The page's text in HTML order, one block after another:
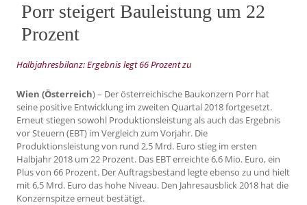
Porr steigert Bauleistung um 22
Prozent
Halbjahresbilanz: Ergebnis legt 66 Prozent zu
Wien (Österreich) – Der österreichische Baukonzern Porr hat
seine positive Entwicklung im zweiten Quartal 2018 fortgesetzt.
Erneut stiegen sowohl Produktionsleistung als auch das Ergebnis
vor Steuern (EBT) im Vergleich zum Vorjahr. Die
Produktionsleistung von rund 2,5 Mrd. Euro stieg im ersten
Halbjahr 2018 um 22 Prozent. Das EBT erreichte 6,6 Mio. Euro, ein
Plus von 66 Prozent. Der Auftragsbestand legte ebenso zu und hielt
mit 6,5 Mrd. Euro das hohe Niveau. Den Jahresausblick 2018 hat die
Konzernspitze erneut bestätigt.